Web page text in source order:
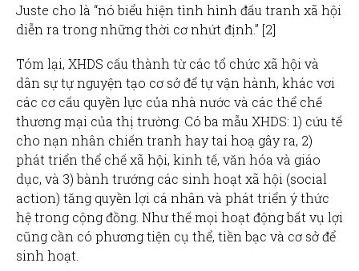
Juste cho là “nó biểu hiện tình hình đấu tranh xã hội
diễn ra trong những thời cơ nhứt định.” [2]
Tóm lại, XHDS cấu thành từ các tổ chức xã hội và
dân sự tự nguyện tạo cơ sở để tự vận hành, khác vơi
các cơ cấu quyền lực của nhà nước và các thể chế
thương mại của thị trường. Có ba mẫu XHDS: 1) cứu tế
cho nạn nhân chiến tranh hay tai hoạ gây ra, 2)
phát triển thể chế xã hội, kinh tế, văn hóa và giáo
dục, và 3) bành trướng các sinh hoạt xã hội (social
action) tăng quyền lợi cá nhân và phát triển ý thức
hệ trong cộng đồng. Như thế mọi hoạt động bất vụ lợi
cũng cần có phương tiện cụ thể, tiền bạc và cơ sở để
sinh hoạt.